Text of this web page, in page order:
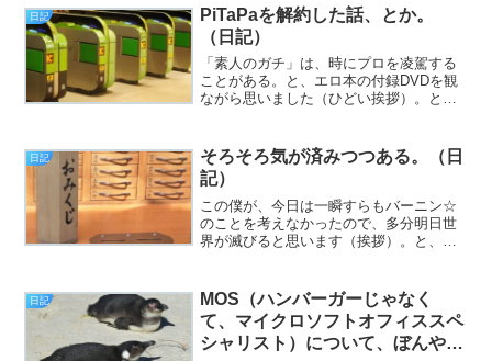
らの「定期モニタリング」の電話がかか
ってきたのですが出...
日記
PiTaPaを解約した話、とか。
（日記）
「素人のガチ」は、時にプロを凌駕する
ことがある。と、エロ本の付録DVDを観
ながら思いました（ひどい挨拶）。と、
ズブラック」がやはり美味しいので、ま
たケース買いするか？ ...
日記
そろそろ気が済みつつある。（日
記）
この僕が、今日は一瞬すらもバーニン☆
のことを考えなかったので、多分明日世
界が滅びると思います（挨拶）。と、い
ったのですが、UIに言語変更のメニュー
がなく、どうすれば...
日記
MOS（ハンバーガーじゃなく
て、マイクロソフトオフィススペ
シャリスト）について、ぼんやり